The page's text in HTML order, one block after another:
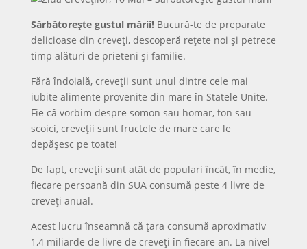
Sărbătorește gustul mării! Bucură-te de preparate
delicioase din creveți, descoperă rețete noi și petrece
timp alături de prieteni și familie.
Fără îndoială, creveții sunt unul dintre cele mai
iubite alimente provenite din mare în Statele Unite.
Fie că vorbim despre somon sau homar, ton sau
scoici, creveții sunt fructele de mare care le
depășesc pe toate!
De fapt, creveții sunt atât de populari încât, în medie,
fiecare persoană din SUA consumă peste 4 livre de
creveți anual.
Acest lucru înseamnă că țara consumă aproximativ
1,4 miliarde de livre de creveți în fiecare an. La nivel